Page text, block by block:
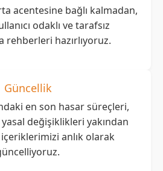
acentesine bağlı kalmadan,
odaklı ve tarafsız
rehberleri hazırlıyoruz.
Güncellik
en son hasar süreçleri,
yasal değişiklikleri yakından
anlık olarak